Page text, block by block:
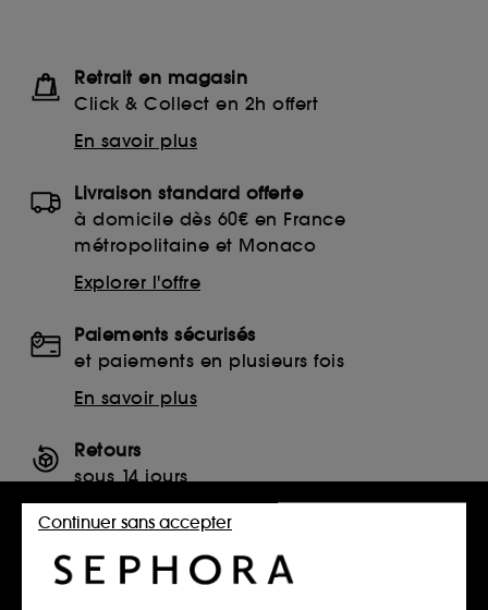
Retrait en magasin
Click & Collect en 2h offert
En savoir plus
Livraison standard offerte
à domicile dès 60€ en France
métropolitaine et Monaco
Explorer l'offre
Paiements sécurisés
et paiements en plusieurs fois
En savoir plus
Retours
sous 14 jours
Retourner mon article
SERVICES, CONTACT ET CONDITIONS DES OFFRES
Continuer sans accepter